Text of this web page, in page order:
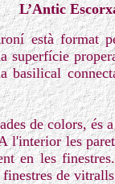
L’Antic
està
superfície
de colors, és
les
en les
de